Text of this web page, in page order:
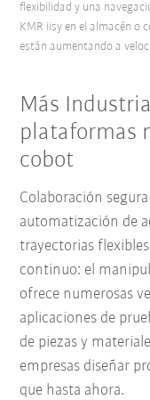
flexibilidad y una
KMR iisy en el almacén o
están aumentando a
Más
plataformas
cobot
Colaboración
automatización de
trayectorias
continuo: el
ofrece numerosas
aplicaciones de
de piezas y
empresas diseñar
que hasta ahora.